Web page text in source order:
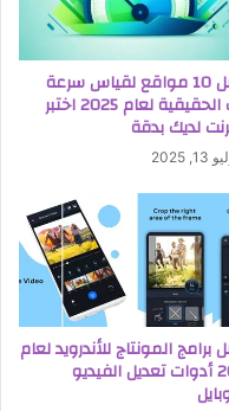
أفضل 10 مواقع لقياس سرعة
النت الحقيقية لعام 2025 اختبر
لديك بدقة
2025
برامج المونتاج للأندرويد لعام
2025 أدوات تعديل الفيديو